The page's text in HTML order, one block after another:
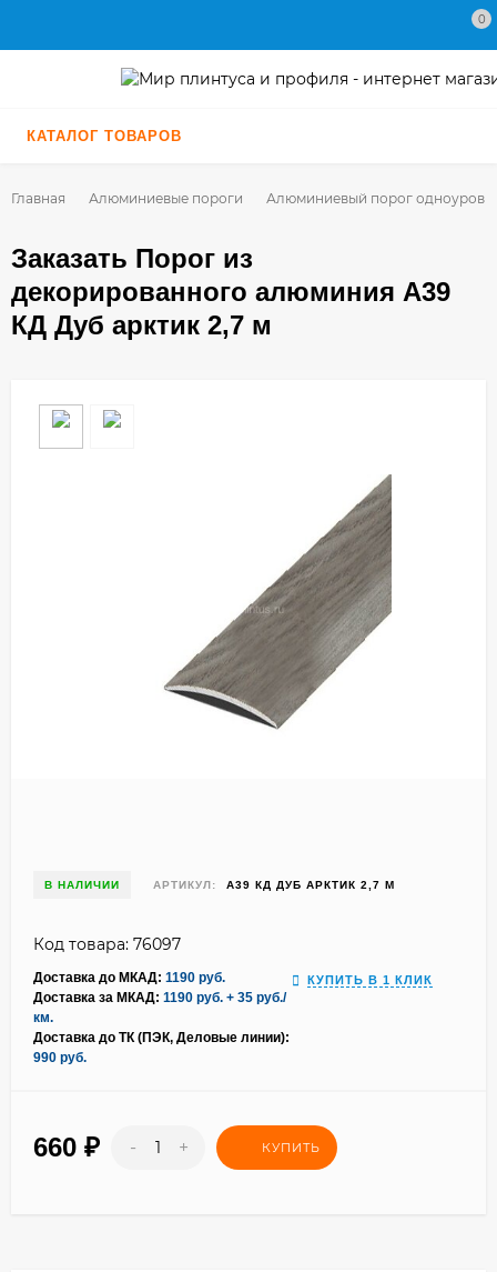
0
КАТАЛОГ ТОВАРОВ
Главная Алюминиевые пороги Алюминиевый порог
Заказать Порог из
декорированного алюминия А39
КД Дуб арктик 2,7 м
В НАЛИЧИИ АРТИКУЛ: А39 КД ДУБ АРКТИК 2,7 М
Код товара: 76097
Доставка до МКАД: 1190 руб.
Доставка за МКАД: 1190 руб. + 35 руб./
км.
Доставка до ТК (ПЭК, Деловые линии):
990 руб.
КУПИТЬ В 1 КЛИК
660 ₽ - + КУПИТЬ